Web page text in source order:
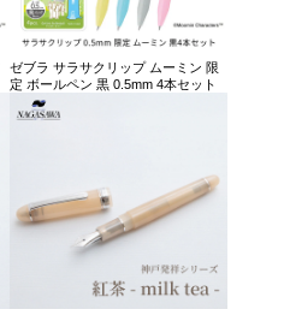
ゼブラ サラサクリップ ムーミン 限
定 ボールペン 黒 0.5mm 4本セット